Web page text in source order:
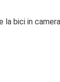
la bici in